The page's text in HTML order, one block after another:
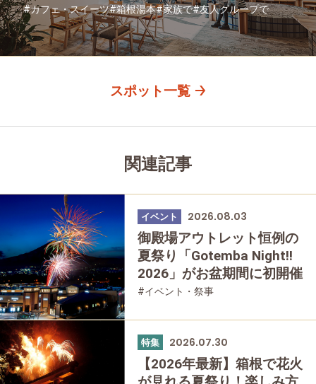
#カフェ・スイーツ#箱根湯本#家族で#友人グループで
#グルメ#母と娘で
スポット一覧
関連記事
イベント 2026.08.03
御殿場アウトレット恒例の
夏祭り「Gotemba Night!!
2026」がお盆期間に初開催
#イベント・祭事
特集 2026.07.30
【2026年最新】箱根で花火